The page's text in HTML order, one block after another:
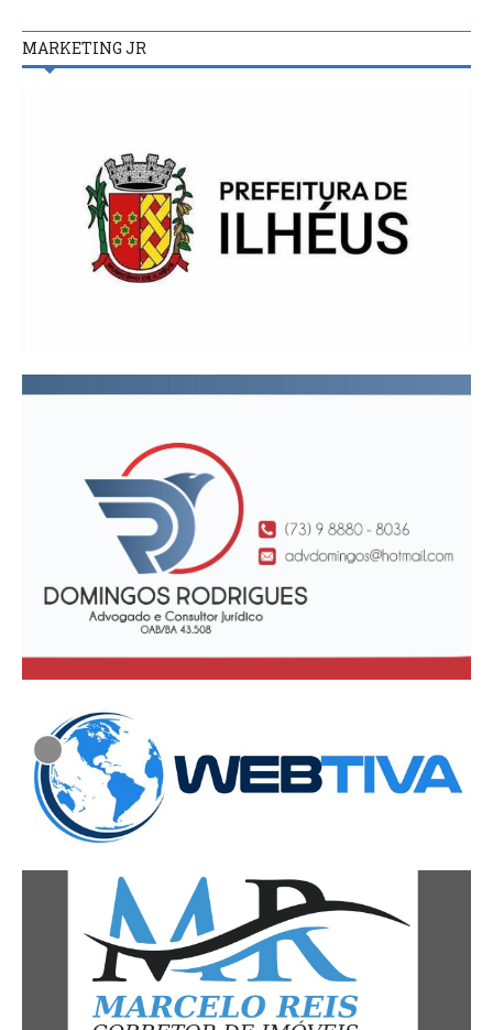
MARKETING JR